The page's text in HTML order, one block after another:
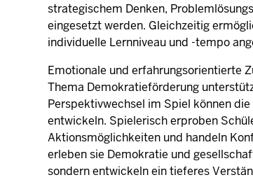
strategischem Denken,
eingesetzt werden. Gleichzeitig
individuelle Lernniveau und -tempo
Emotionale und erfahrungsorientierte
Thema Demokratieförderung
Perspektivwechsel im Spiel können
entwickeln. Spielerisch erproben
Aktionsmöglichkeiten und handeln
erleben sie Demokratie und
sondern entwickeln ein tieferes